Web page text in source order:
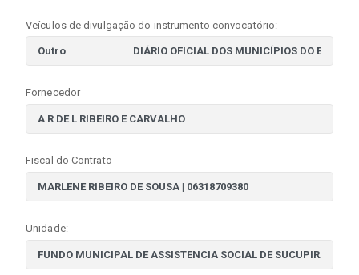
Veículos de divulgação do instrumento convocatório:
Fornecedor
Fiscal do Contrato
Unidade: